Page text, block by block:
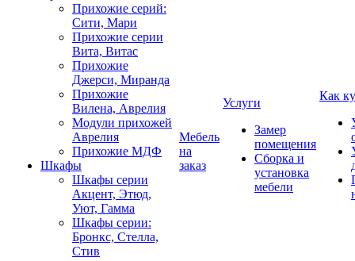
Прихожие серий:
Сити, Мари
Прихожие серии
Вита, Витас
Прихожие
Джерси, Миранда
Прихожие
Вилена, Аврелия
Модули прихожей
Аврелия
Прихожие МДФ
Шкафы
Шкафы серии
Акцент, Этюд,
Уют, Гамма
Шкафы серии:
Бронкс, Стелла,
Стив
Мебель
на
заказ
Услуги
Замер
помещения
Сборка и
установка
мебели
Как